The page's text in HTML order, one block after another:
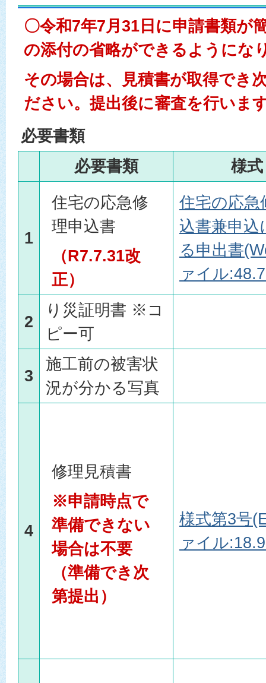
〇令和7年7月31日に申請書類が
の添付の省略ができるようにな
その場合は、見積書が取得でき
ださい。提出後に審査を行いま
必要書類
必要書類
様式
1
住宅の応急修
理申込書
（R7.7.31改
正）
住宅の応急
込書兼申込
る申出書
ァイル
2
り災証明書 ※コ
ピー可
3
施工前の被害状
況が分かる写真
4
修理見積書
※申請時点で
準備できない
場合は不要
（準備でき次
第提出）
様式第3号
ァイル